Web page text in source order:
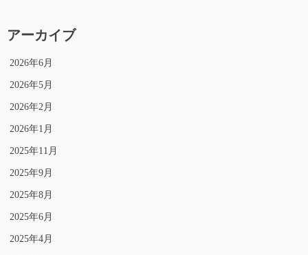
アーカイブ
2026年6月
2026年5月
2026年2月
2026年1月
2025年11月
2025年9月
2025年8月
2025年6月
2025年4月